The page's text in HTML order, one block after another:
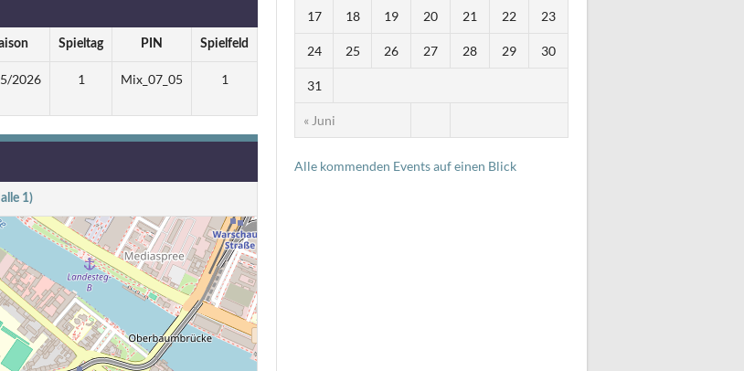
Spieltag PIN Spielfeld
2026 1 Mix_07_05 1
1)
« Juni
17 18 19 20 21 22 23
24 25 26 27 28 29 30
31
Alle kommenden Events auf einen Blick